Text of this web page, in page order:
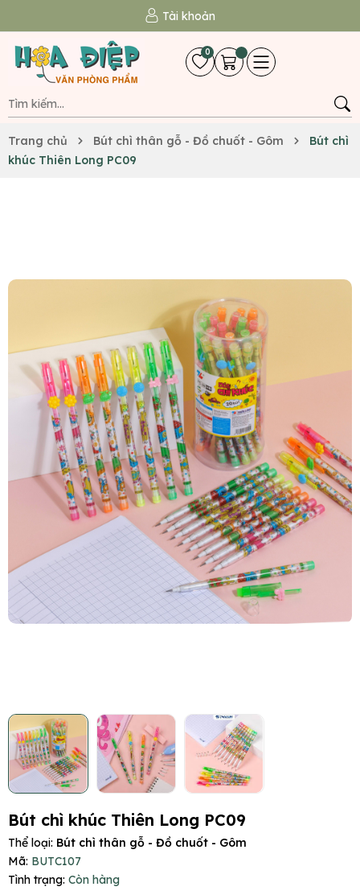
Tài khoản
0
Trang chủ Bút chì thân gỗ - Đồ chuốt - Gôm
Bút chì
khúc Thiên Long PC09
Bút chì khúc Thiên Long PC09
Thể loại: Bút chì thân gỗ - Đồ chuốt - Gôm
Mã: BUTC107
Tình trạng: Còn hàng